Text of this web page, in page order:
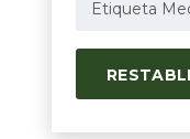
Etiqueta